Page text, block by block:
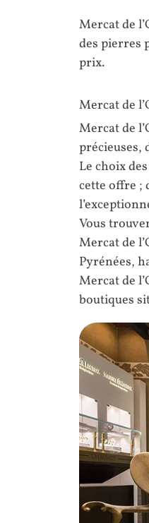
Mercat de
des pierres
prix.
Mercat de
Mercat de
précieuses,
Le choix
cette offre ;
Vous
Mercat de
Pyrénées,
Mercat de
boutiques